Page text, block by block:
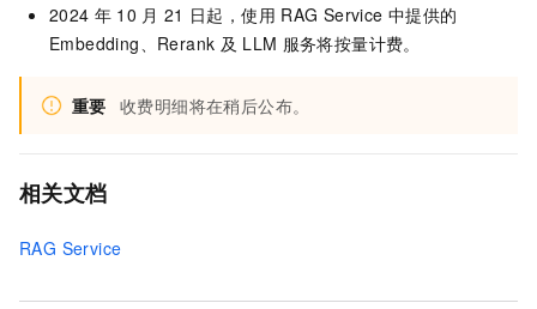
2024 年 10 月 21 日起，使用 RAG Service 中提供的
Embedding、Rerank 及 LLM 服务将按量计费。
重要 收费明细将在稍后公布。
相关文档
RAG Service